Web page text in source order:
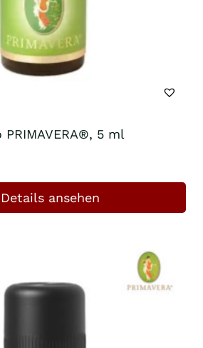
PRIMAVERA®, 5 ml
ansehen